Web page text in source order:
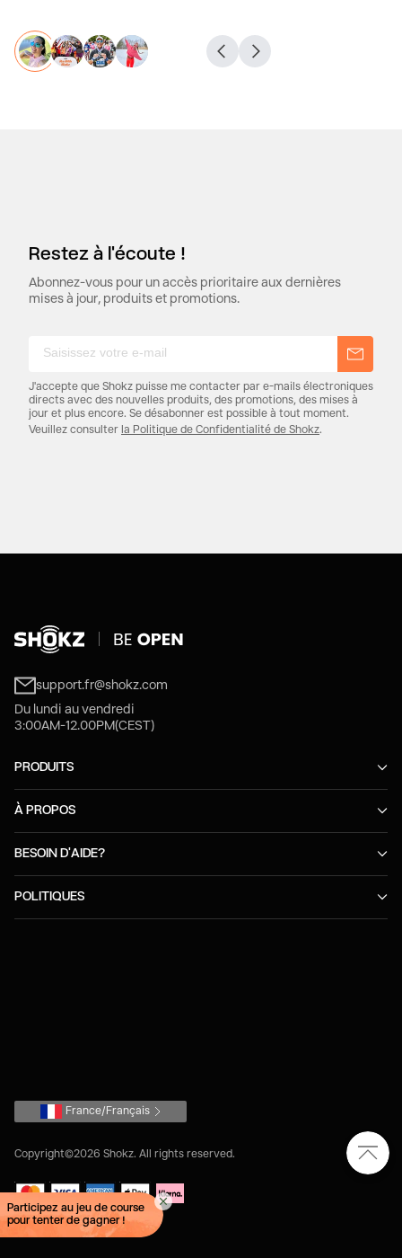
Participez au jeu de course
pour tenter de gagner !
Restez à l'écoute !
Abonnez-vous pour un accès prioritaire aux dernières
mises à jour, produits et promotions.
ONNE
J'accepte que Shokz puisse me contacter par e-mails électroniques
directs avec des nouvelles produits, des promotions, des mises à
jour et plus encore. Se désabonner est possible à tout moment.
Veuillez consulter la Politique de Confidentialité de Shokz.
support.fr@shokz.com
Du lundi au vendredi
3:00AM-12.00PM(CEST)
PRODUITS
À PROPOS
BESOIN D'AIDE?
POLITIQUES
France/Français
Copyright©2026 Shokz. All rights reserved.